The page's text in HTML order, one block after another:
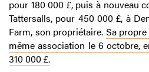
pour 180 000 £, puis à nouveau
Tattersalls, pour 450 000 £, à
Farm, son propriétaire. Sa
même association le 6 octobre,
310 000 £.